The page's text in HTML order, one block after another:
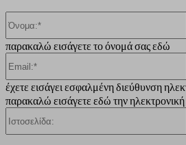
παρακαλώ εισάγετε το όνομά σας εδώ
έχετε εισάγει εσφαλμένη διεύθυνση
παρακαλώ εισάγετε εδώ την